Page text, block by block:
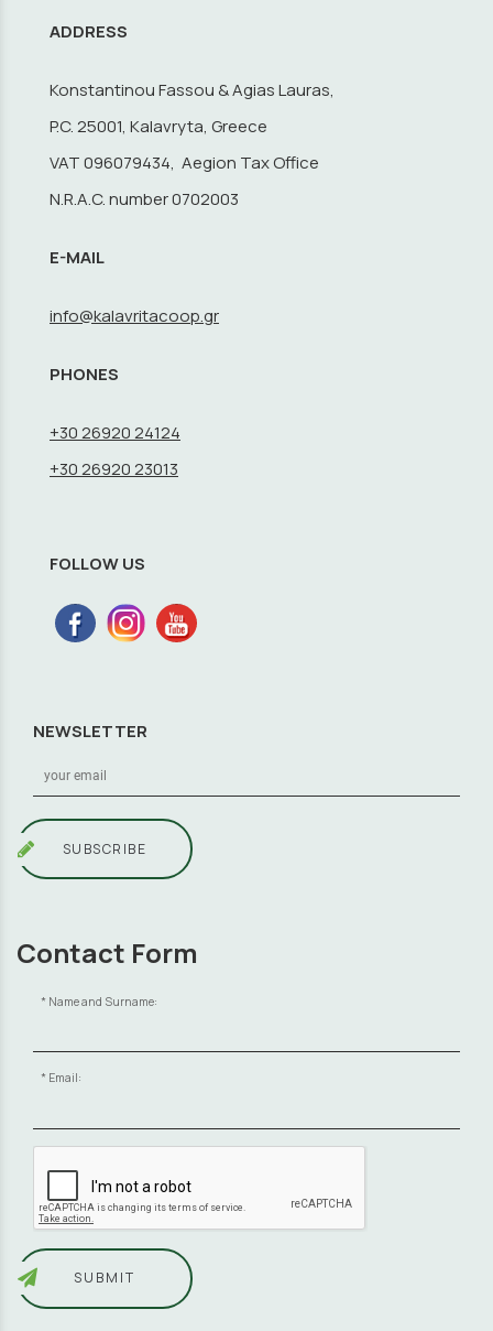
ADDRESS
Konstantinou Fassou & Agias Lauras,
P.C. 25001, Kalavryta, Greece
VAT 096079434, Aegion Tax Office
N.R.A.C. number 0702003
E-MAIL
info@kalavritacoop.gr
PHONES
+30 26920 24124
+30 26920 23013
FOLLOW US
NEWSLETTER
SUBSCRIBE
Contact Form
Name and Surname:
Email:
SUBMIT